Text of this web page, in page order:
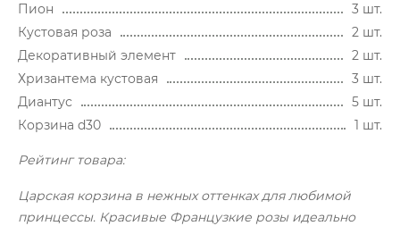
Пион
3 шт.
Кустовая роза
2 шт.
Декоративный элемент
2 шт.
Хризантема кустовая
3 шт.
Диантус
5 шт.
Корзина d30
1 шт.
Рейтинг товара:
Царская корзина в нежных оттенках для любимой
принцессы. Красивые Французкие розы идеально